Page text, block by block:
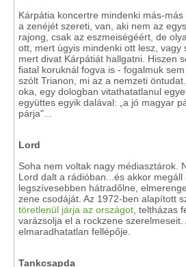
Kárpátia koncertre mindenki más-
a zenéjét szereti, van, aki nem az
rajong, csak az eszmeiségéért, de
ott, mert úgyis mindenki ott lesz, vagy
mert divat Kárpátiát hallgatni. Hiszen
fiatal koruknál fogva is - fogalmuk
szólt Trianon, mi az a nemzeti
oka, egy dologban vitathatatlanul
együttes egyik dalával: „a jó magyar
párja"...
Lord
Soha nem voltak nagy médiasztárok.
Lord dalt a rádióban...és akkor
legszívesebben hátradőlne,
zene csodáját. Az 1972-ben alapított
töretlenül járja az országot , teltházas
varázsolja el a rockzene szerelmeseit.
elmaradhatatlan fellépője.
Tankcsapda